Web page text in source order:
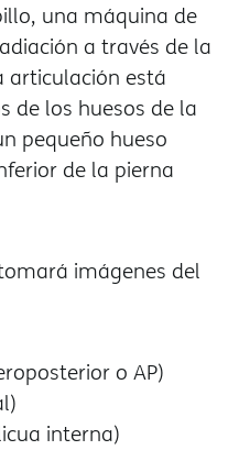
una máquina de
a través de la
articulación est
de los huesos de la
pequeño hueso
de la pierna
imágenes del
o AP)
interna)